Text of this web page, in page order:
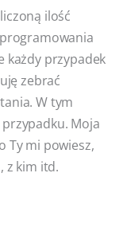
ilość
każdy przypadek
zebrać
W tym
Moja
Ty mi powiesz,
z kim itd.